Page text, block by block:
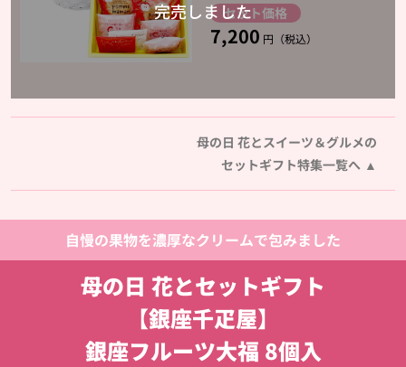
セット価格
7,200 円（税込）
母の日 花とスイーツ＆グルメの
セットギフト特集一覧へ
自慢の果物を濃厚なクリームで包みました
母の日 花とセットギフト
【銀座千疋屋】
銀座フルーツ大福 8個入